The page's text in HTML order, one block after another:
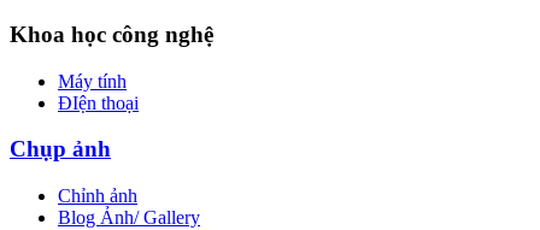
Khoa học công nghệ
Máy tính
ĐIện thoại
Chụp ảnh
Chỉnh ảnh
Blog Ảnh/ Gallery